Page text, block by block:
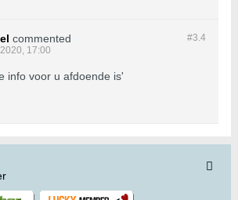
#3.4
commented
17:00
info voor u afdoende is'